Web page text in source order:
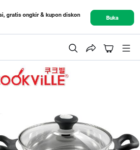
gratis ongkir & kupon diskon
Buka